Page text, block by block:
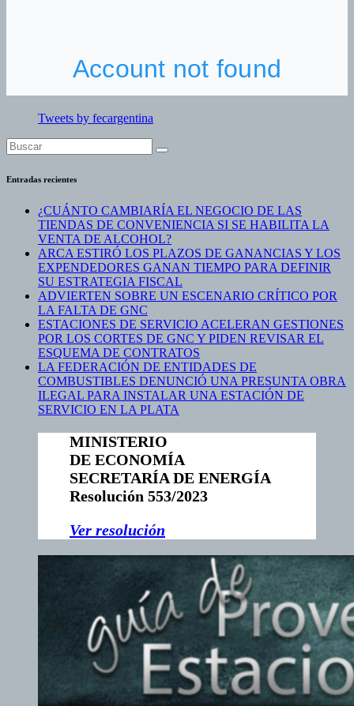
Tweets by fecargentina
Entradas recientes
¿CUÁNTO CAMBIARÍA EL NEGOCIO DE LAS
TIENDAS DE CONVENIENCIA SI SE HABILITA LA
VENTA DE ALCOHOL?
ARCA ESTIRÓ LOS PLAZOS DE GANANCIAS Y LOS
EXPENDEDORES GANAN TIEMPO PARA DEFINIR
SU ESTRATEGIA FISCAL
ADVIERTEN SOBRE UN ESCENARIO CRÍTICO POR
LA FALTA DE GNC
ESTACIONES DE SERVICIO ACELERAN GESTIONES
POR LOS CORTES DE GNC Y PIDEN REVISAR EL
ESQUEMA DE CONTRATOS
LA FEDERACIÓN DE ENTIDADES DE
COMBUSTIBLES DENUNCIÓ UNA PRESUNTA OBRA
ILEGAL PARA INSTALAR UNA ESTACIÓN DE
SERVICIO EN LA PLATA
MINISTERIO
DE ECONOMÍA
SECRETARÍA DE ENERGÍA
Resolución 553/2023
Ver resolución